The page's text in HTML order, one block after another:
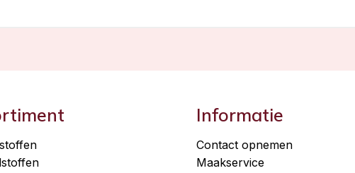
Informatie
Contact opnemen
Maakservice